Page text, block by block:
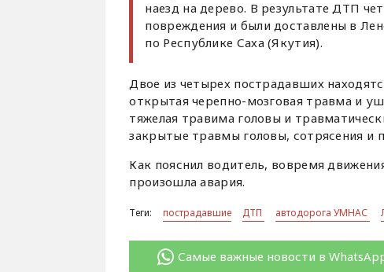
наезд на дерево. В результате ДТП
повреждения и были доставлены в
по Республике Саха (Якутия).
Двое из четырех пострадавших
открытая черепно-мозговая травма и
тяжелая травима головы и
закрытые травмы головы, сотрясения и
Как пояснил водитель, вовремя
произошла авария.
Теги: пострадавшие ДТП автодорога УМНАС
Самые важные новости в